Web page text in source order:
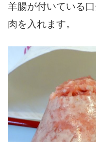
羊腸が付いている
肉を入れます。